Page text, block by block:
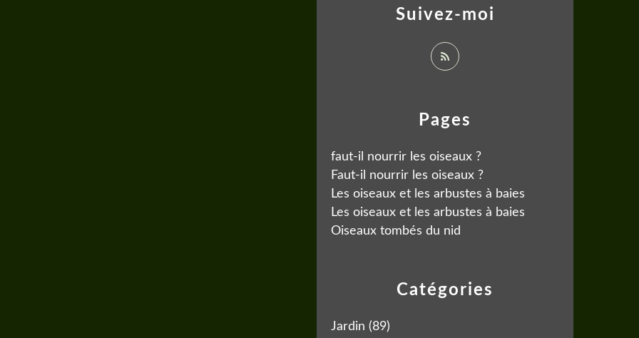
Catégories
Jardin (89)
Pages
faut-il nourrir les oiseaux ?
Faut-il nourrir les oiseaux ?
Les oiseaux et les arbustes à baies
Les oiseaux et les arbustes à baies
Oiseaux tombés du nid
Suivez-moi